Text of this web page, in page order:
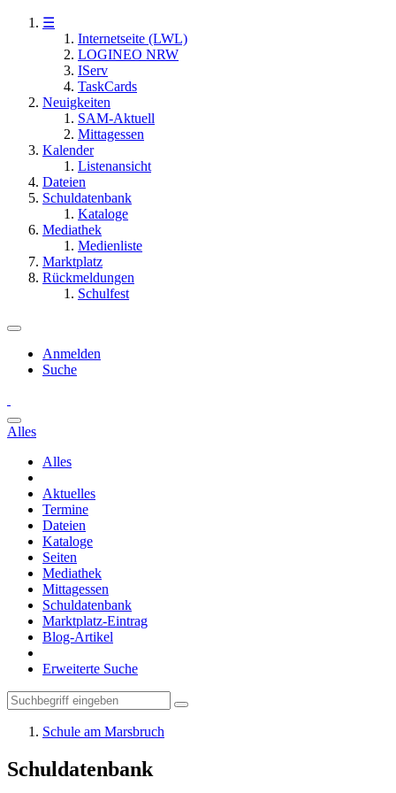
☰
Internetseite (LWL)
LOGINEO NRW
IServ
TaskCards
Neuigkeiten
SAM-Aktuell
Mittagessen
Kalender
Listenansicht
Dateien
Schuldatenbank
Kataloge
Mediathek
Medienliste
Marktplatz
Rückmeldungen
Schulfest
Anmelden
Suche
Alles
Alles
Aktuelles
Termine
Dateien
Kataloge
Seiten
Mediathek
Mittagessen
Schuldatenbank
Marktplatz-Eintrag
Blog-Artikel
Erweiterte Suche
Schule am Marsbruch
Schuldatenbank